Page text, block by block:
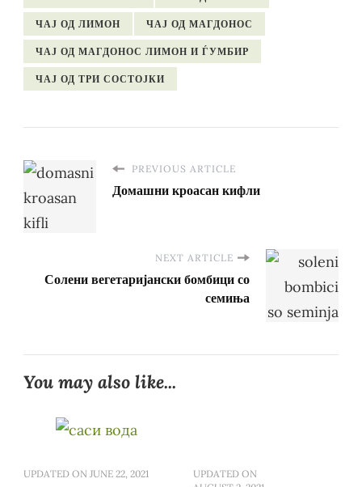
ЧАЈ ОД ЛИМОН ЧАЈ ОД МАГДОНОС
ЧАЈ ОД МАГДОНОС ЛИМОН И ЃУМБИР
ЧАЈ ОД ТРИ СОСТОЈКИ
PREVIOUS ARTICLE
Домашни кроасан кифли
NEXT ARTICLE
Солени вегетаријански бомбици со
семиња
You may also like...
UPDATED ON JUNE 22, 2021
UPDATED ON